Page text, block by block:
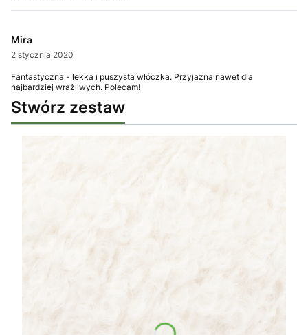
Mira
2 stycznia 2020
Fantastyczna - lekka i puszysta włóczka. Przyjazna nawet dla
najbardziej wrażliwych. Polecam!
Stwórz zestaw